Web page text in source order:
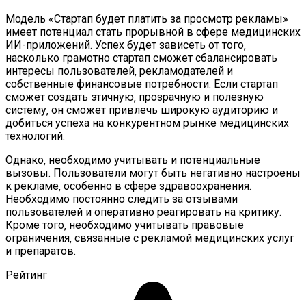
Модель «Стартап будет платить за просмотр рекламы»
имеет потенциал стать прорывной в сфере медицинских
ИИ-приложений. Успех будет зависеть от того‚
насколько грамотно стартап сможет сбалансировать
интересы пользователей‚ рекламодателей и
собственные финансовые потребности. Если стартап
сможет создать этичную‚ прозрачную и полезную
систему‚ он сможет привлечь широкую аудиторию и
добиться успеха на конкурентном рынке медицинских
технологий.
Однако‚ необходимо учитывать и потенциальные
вызовы. Пользователи могут быть негативно настроены
к рекламе‚ особенно в сфере здравоохранения.
Необходимо постоянно следить за отзывами
пользователей и оперативно реагировать на критику.
Кроме того‚ необходимо учитывать правовые
ограничения‚ связанные с рекламой медицинских услуг
и препаратов.
Рейтинг